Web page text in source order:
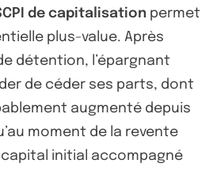
de capitalisation permet
plus-value. Après
détention, l’épargnant
de céder ses parts, dont
augmenté depuis
moment de la revente
capital initial accompagné